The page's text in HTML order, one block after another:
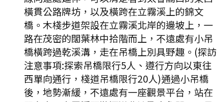
橫貫公路牌坊，以及橫跨在立霧溪上的錦文
橋。木棧步道架設在立霧溪北岸的邊坡上，一
路在茂密的闊葉林中拾階而上，不遠處有小吊
橋橫跨過乾溪溝，走在吊橋上別具野趣。(探訪
注意事項:探索吊橋限行5人、遵行方向以東往
西單向通行，棧道吊橋限行20人)通過小吊橋
後，地勢漸緩，不遠處有一座觀景平台，站在